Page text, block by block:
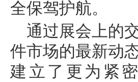
全保驾护航。
通过展会上的
件市场的最新动
建立了更为紧